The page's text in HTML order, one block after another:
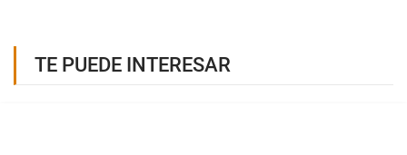
TE PUEDE INTERESAR